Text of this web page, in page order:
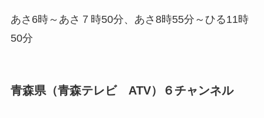
あさ6時～あさ７時50分、あさ8時55分～ひる11時
50分
青森県（青森テレビ ATV）６チャンネル